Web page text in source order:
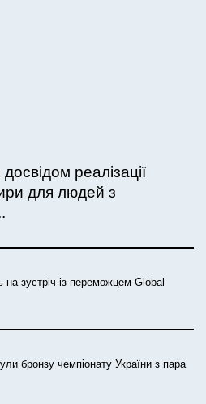
реалізації
для людей з
зустріч із переможцем Global
бронзу чемпіонату України з пара